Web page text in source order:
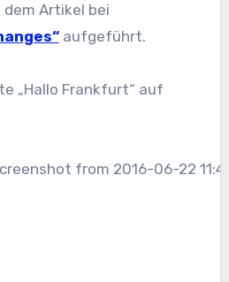
Artikel bei
aufgeführt.
„Hallo Frankfurt“ auf